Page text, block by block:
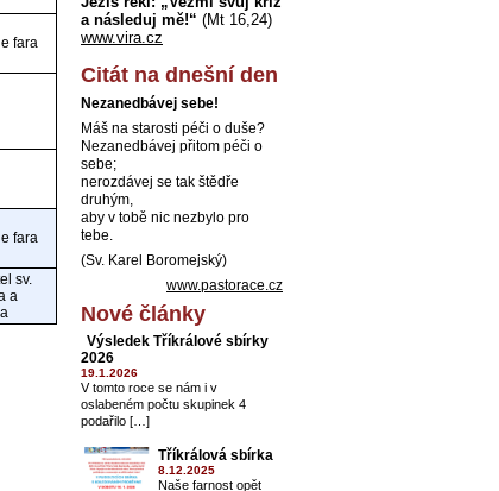
fara
fara
sv.
a
a následuj mě!“ (Mt 16,24)
www.vira.cz
Citát na dnešní den
Nezanedbávej sebe!
Máš na starosti péči o duše?
Nezanedbávej přitom péči o
sebe;
nerozdávej se tak štědře
druhým,
aby v tobě nic nezbylo pro
tebe.
(Sv. Karel Boromejský)
www.pastorace.cz
Nové články
Výsledek Tříkrálové sbírky
2026
19.1.2026
V tomto roce se nám i v
oslabeném počtu skupinek 4
podařilo […]
Tříkrálová sbírka
8.12.2025
Naše farnost opět